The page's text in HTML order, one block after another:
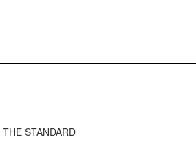
STANDARD